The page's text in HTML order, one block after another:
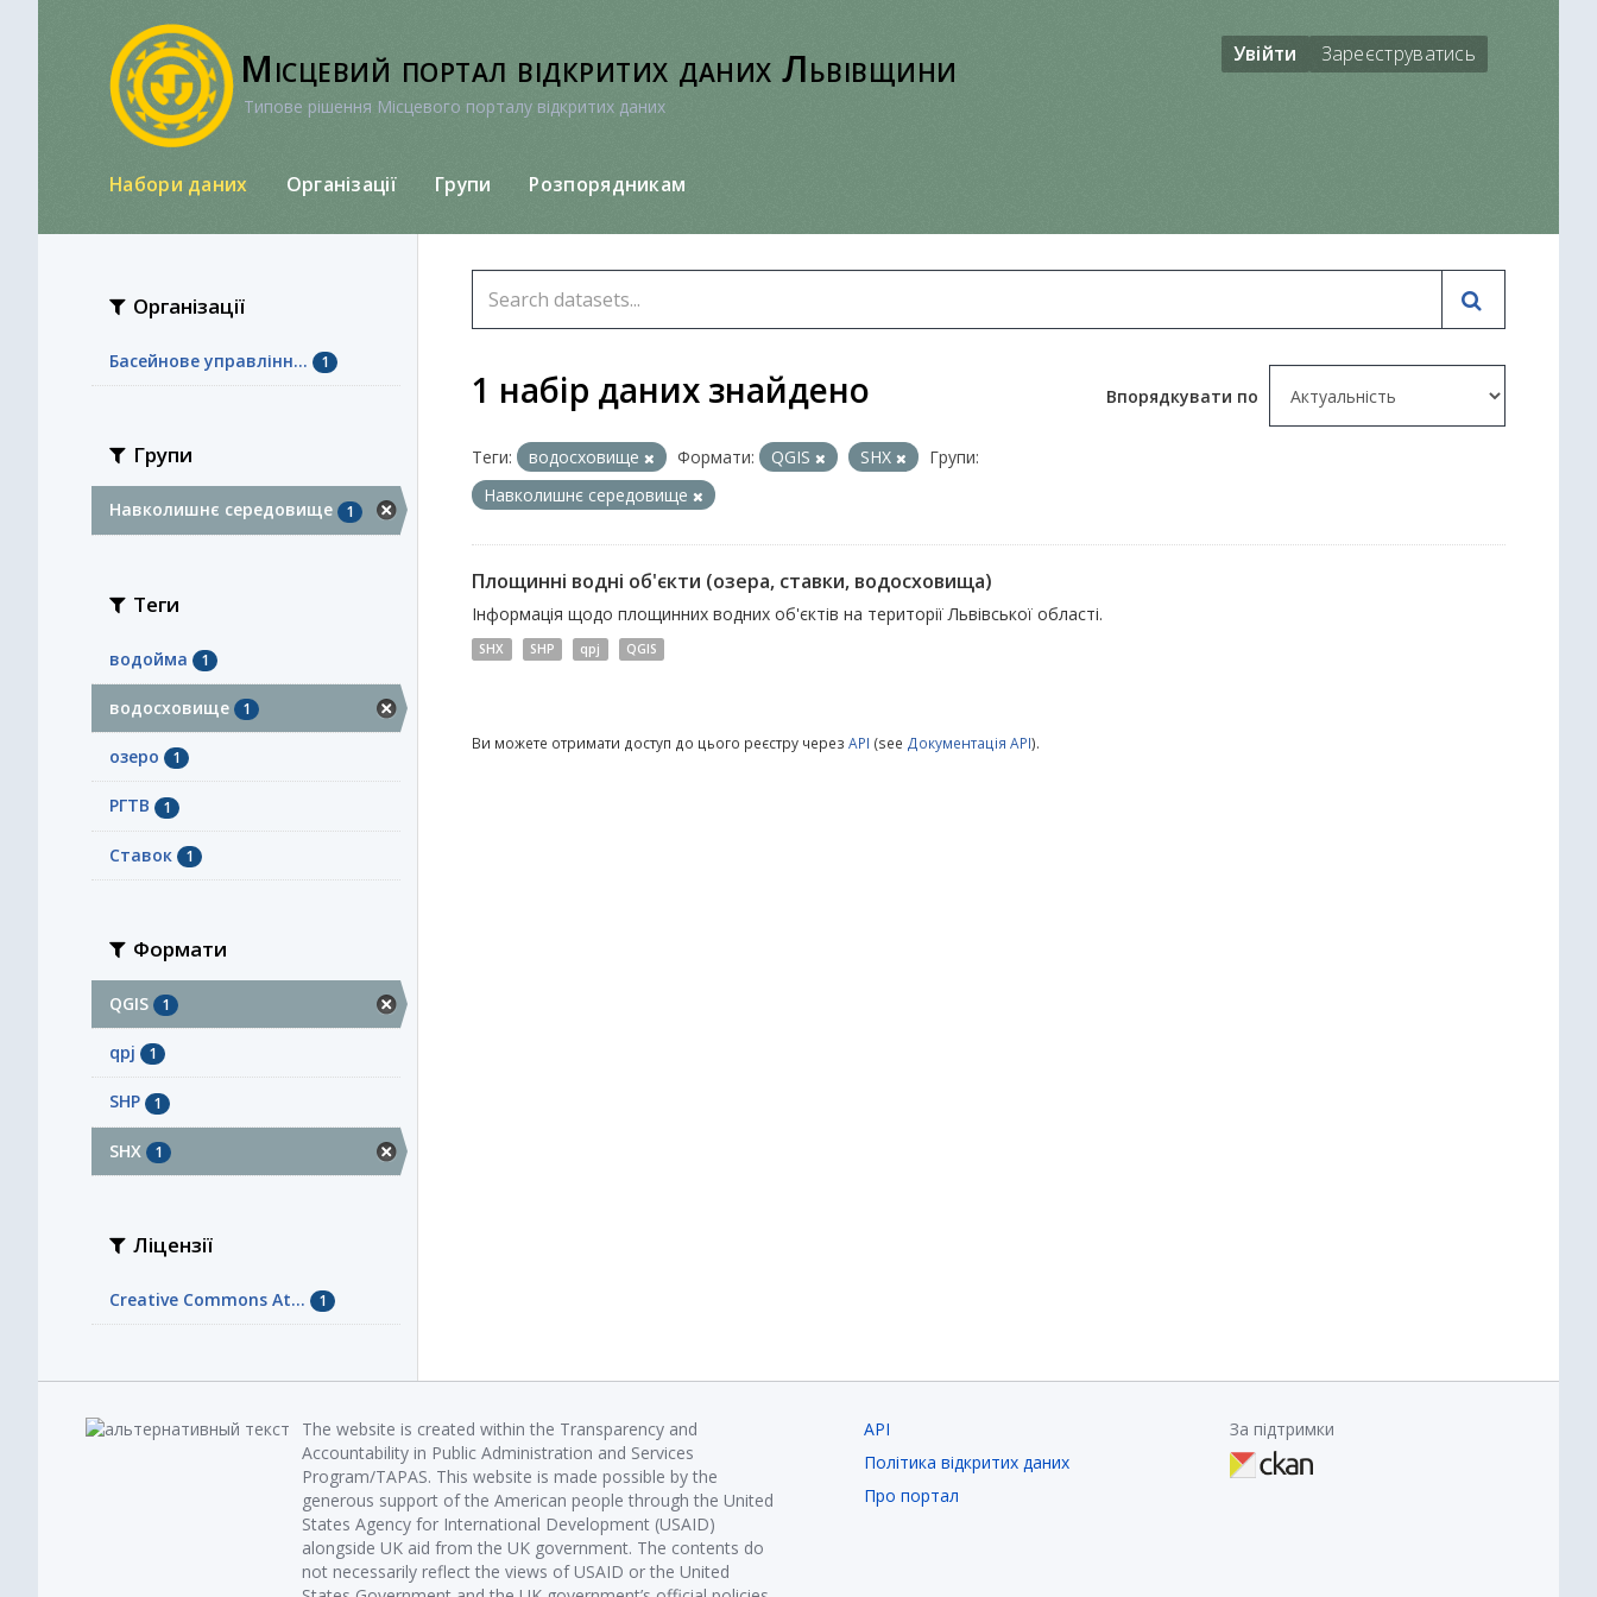
Місцевий портал відкритих даних Львівщини
Типове рішення Місцевого порталу відкритих даних
Увійти Зареєструватись
Набори даних Організації Групи Розпорядникам
Організації
Басейнове управлінн... 1
Групи
Навколишнє середовище 1
Теги
водойма 1
водосховище 1
озеро 1
РГТВ 1
Ставок 1
Формати
QGIS 1
qpj 1
SHP 1
SHX 1
Ліцензії
Creative Commons At... 1
Впорядкувати по
1 набір даних знайдено
Теги: водосховище Формати: QGIS SHX
Групи:
Навколишнє середовище
Площинні водні об'єкти (озера, ставки, водосховища)
Інформація щодо площинних водних об'єктів на території Львівської області.
SHX SHP qpj QGIS
Ви можете отримати доступ до цього реєстру через API (see Документація API).
The website is created within the Transparency and
Accountability in Public Administration and Services
Program/TAPAS. This website is made possible by the
generous support of the American people through the United
States Agency for International Development (USAID)
alongside UK aid from the UK government. The contents do
not necessarily reflect the views of USAID or the United
API
Політика відкритих даних
Про портал
За підтримки